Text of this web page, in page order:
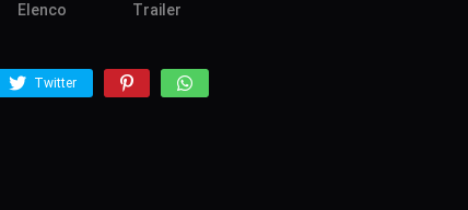
Elenco Trailer
Twitter